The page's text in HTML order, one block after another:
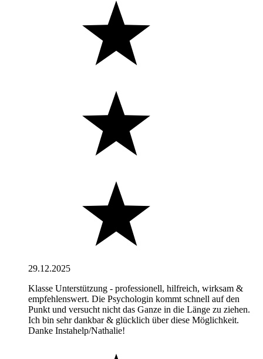
29.12.2025
Klasse Unterstützung - professionell, hilfreich, wirksam &
empfehlenswert. Die Psychologin kommt schnell auf den
Punkt und versucht nicht das Ganze in die Länge zu ziehen.
Ich bin sehr dankbar & glücklich über diese Möglichkeit.
Danke Instahelp/Nathalie!